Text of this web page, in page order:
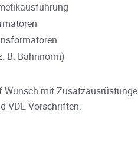
B. Bahnnorm)
mit
VDE Vorschriften.